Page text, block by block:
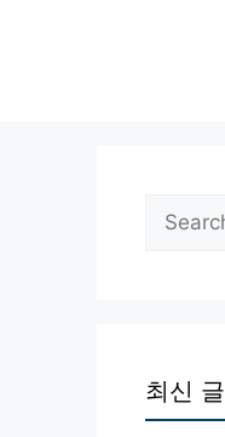
Search
for:
최신 글